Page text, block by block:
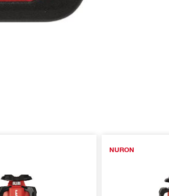
NURON